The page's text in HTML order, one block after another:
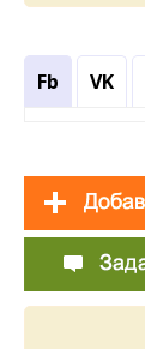
Fb VK